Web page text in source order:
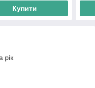
Купити
рік